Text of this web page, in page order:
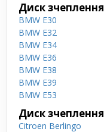
Диск зчеплення
BMW E30
BMW E32
BMW E34
BMW E36
BMW E38
BMW E39
BMW E53
Диск
Citroen Berlingo